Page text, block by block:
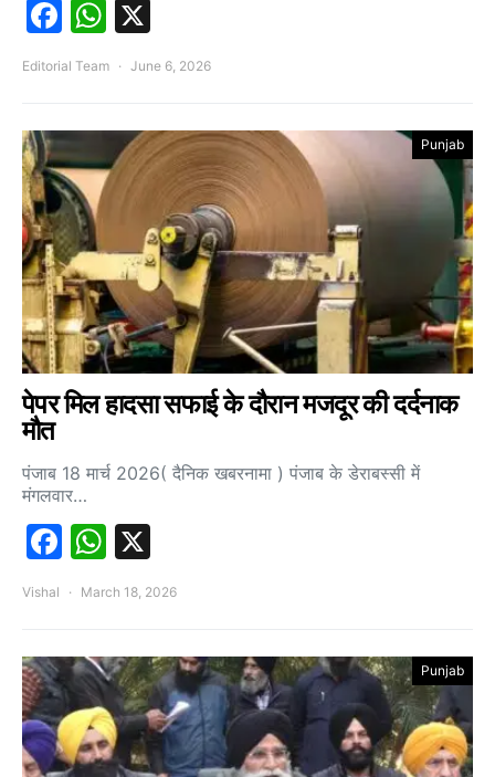
Facebook
WhatsApp
Editorial Team June 6, 2026
Punjab
पेपर मिल हादसा सफाई के दौरान मजदूर की दर्दनाक
मौत
पंजाब 18 मार्च 2026( दैनिक खबरनामा ) पंजाब के डेराबस्सी में
मंगलवार…
Facebook
WhatsApp
Vishal March 18, 2026
Punjab